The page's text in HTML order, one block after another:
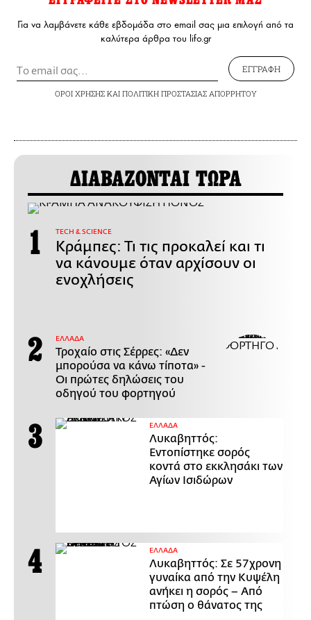
Για να λαμβάνετε κάθε εβδομάδα στο email σας μια επιλογή από τα
καλύτερα άρθρα του lifo.gr
ΕΓΓΡΑΦΗ
ΟΡΟΙ ΧΡΗΣΗΣΚΑΙ ΠΟΛΙΤΙΚΗ ΠΡΟΣΤΑΣΙΑΣ ΑΠΟΡΡΗΤΟΥ
ΔΙΑΒΑΖΟΝΤΑΙ ΤΩΡΑ
ΤECH & SCIENCE
Κράμπες: Τι τις προκαλεί και τι
να κάνουμε όταν αρχίσουν οι
ενοχλήσεις
ΕΛΛΑΔΑ
Τροχαίο στις Σέρρες: «Δεν
μπορούσα να κάνω τίποτα» -
Οι πρώτες δηλώσεις του
οδηγού του φορτηγού
ΕΛΛΑΔΑ
Λυκαβηττός:
Εντοπίστηκε σορός
κοντά στο εκκλησάκι των
Αγίων Ισιδώρων
ΕΛΛΑΔΑ
Λυκαβηττός: Σε 57χρονη
γυναίκα από την Κυψέλη
ανήκει η σορός – Από
πτώση ο θάνατος της